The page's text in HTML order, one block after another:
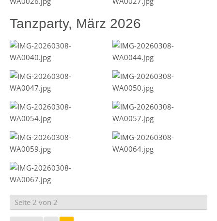
Tanzparty, März 2026
Seite 2 von 2